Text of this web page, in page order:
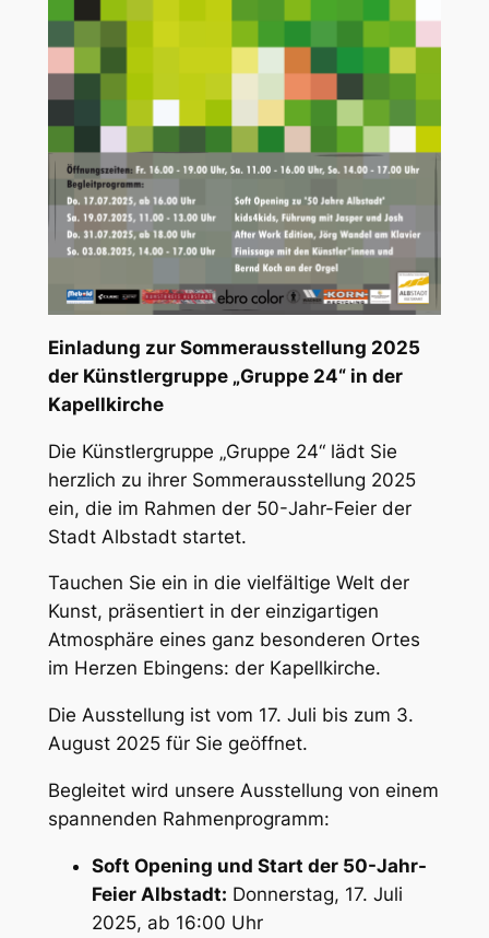
Einladung zur Sommerausstellung 2025
der Künstlergruppe „Gruppe 24“ in der
Kapellkirche
Die Künstlergruppe „Gruppe 24“ lädt Sie
herzlich zu ihrer Sommerausstellung 2025
ein, die im Rahmen der 50-Jahr-Feier der
Stadt Albstadt startet.
Tauchen Sie ein in die vielfältige Welt der
Kunst, präsentiert in der einzigartigen
Atmosphäre eines ganz besonderen Ortes
im Herzen Ebingens: der Kapellkirche.
Die Ausstellung ist vom 17. Juli bis zum 3.
August 2025 für Sie geöffnet.
Begleitet wird unsere Ausstellung von einem
spannenden Rahmenprogramm:
Soft Opening und Start der 50-Jahr-
Feier Albstadt: Donnerstag, 17. Juli
2025, ab 16:00 Uhr